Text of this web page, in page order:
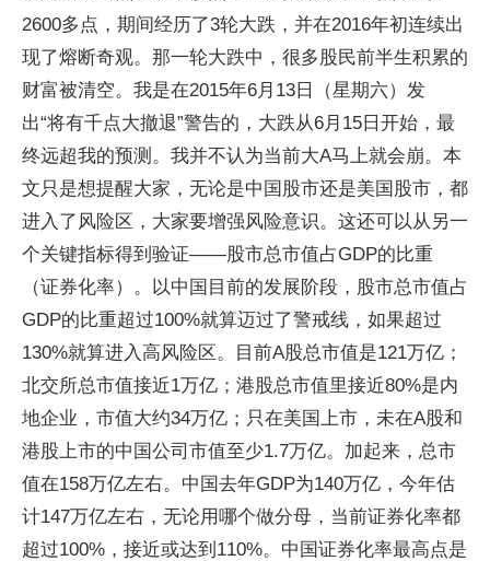
2600多点，期间经历了3轮大跌，并在2016年初连续出
现了熔断奇观。那一轮大跌中，很多股民前半生积累的
财富被清空。我是在2015年6月13日（星期六）发
出“将有千点大撤退”警告的，大跌从6月15日开始，最
终远超我的预测。我并不认为当前大A马上就会崩。本
文只是想提醒大家，无论是中国股市还是美国股市，都
进入了风险区，大家要增强风险意识。这还可以从另一
个关键指标得到验证——股市总市值占GDP的比重
（证券化率）。以中国目前的发展阶段，股市总市值占
GDP的比重超过100%就算迈过了警戒线，如果超过
130%就算进入高风险区。目前A股总市值是121万亿；
北交所总市值接近1万亿；港股总市值里接近80%是内
地企业，市值大约34万亿；只在美国上市，未在A股和
港股上市的中国公司市值至少1.7万亿。加起来，总市
值在158万亿左右。中国去年GDP为140万亿，今年估
计147万亿左右，无论用哪个做分母，当前证券化率都
超过100%，接近或达到110%。中国证券化率最高点是